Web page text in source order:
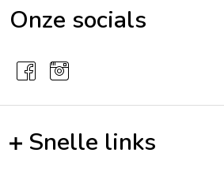
Onze socials
Snelle links